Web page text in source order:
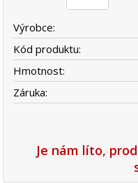
Výrobce:
Kód produktu:
Hmotnost:
Záruka:
Je nám líto,